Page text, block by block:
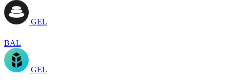
GEL
BAL
GEL